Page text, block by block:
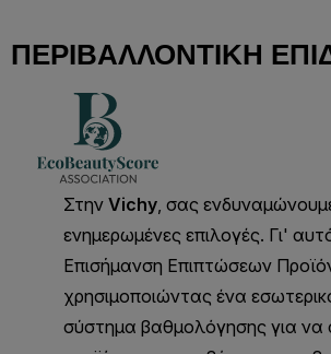
ΠΕΡΙΒΑΛΛΟΝΤΙΚΉ